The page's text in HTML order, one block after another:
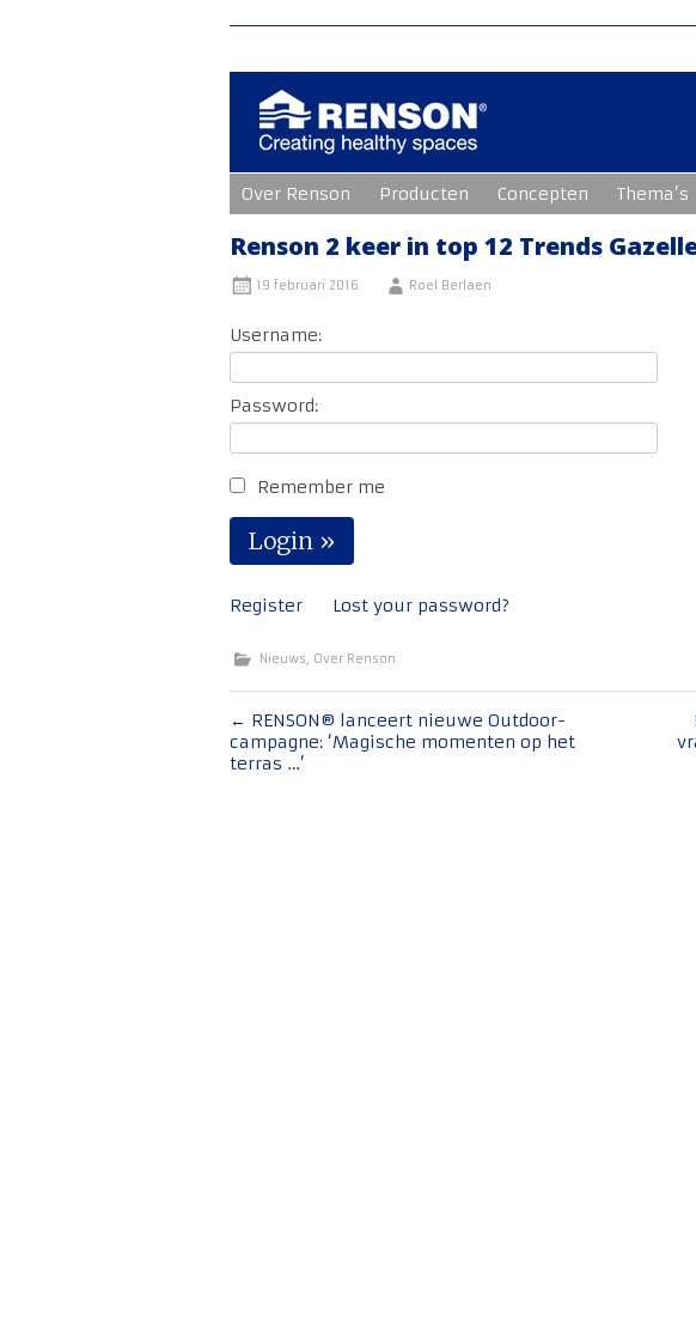
naar
de
inhoud
Over Renson Producten Concepten Thema’s
Renson 2 keer in top 12 Trends
19 februari 2016 Roel Berlaen
Username:
Password:
Remember me
Register Lost your password?
Nieuws, Over Renson
Bericht
navigatie
← RENSON® lanceert nieuwe Outdoor-
campagne: ‘Magische momenten op het
terras …’